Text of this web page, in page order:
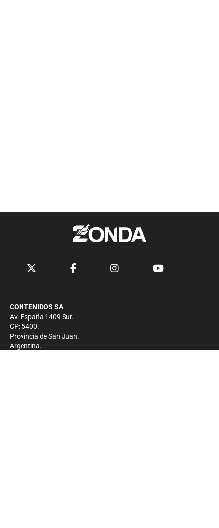
CONTENIDOS SA
Av. España 1409 Sur.
CP: 5400.
Provincia de San Juan.
Argentina.